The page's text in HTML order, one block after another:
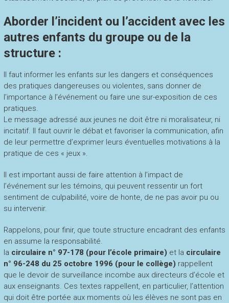
Aborder l’incident ou l’accident avec les
autres enfants du groupe ou de la
structure :
Il faut informer les enfants sur les dangers et conséquences
des pratiques dangereuses ou violentes, sans donner de
l’importance à l’événement ou faire une sur-exposition de ces
pratiques.
Le message adressé aux jeunes ne doit être ni moralisateur, ni
incitatif. Il faut ouvrir le débat et favoriser la communication, afin
de leur permettre d’exprimer leurs éventuelles motivations à la
pratique de ces « jeux ».
Il est important aussi de faire attention à l’impact de
l’événement sur les témoins, qui peuvent ressentir un fort
sentiment de culpabilité, voire de honte, de ne pas avoir pu ou
su intervenir.
Rappelons, pour finir, que toute structure encadrant des enfants
en assume la responsabilité.
la circulaire n° 97-178 (pour l’école primaire) et la circulaire
n° 96-248 du 25 octobre 1996 (pour le collège) rappellent
que le devoir de surveillance incombe aux directeurs d’école et
aux enseignants. Ces textes rappellent, en particulier, l’attention
qui doit être portée aux moments où les élèves ne sont pas en